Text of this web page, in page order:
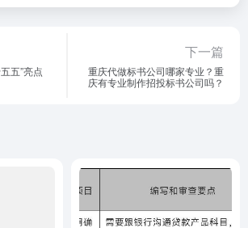
五”亮点
下一篇
重庆代做标书公司哪家专业？重
庆有专业制作招投标书公司吗？